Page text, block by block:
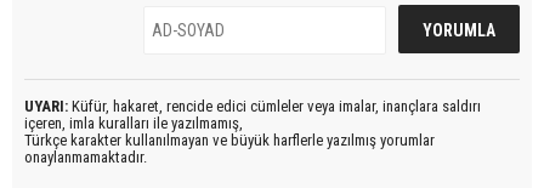
UYARI: Küfür, hakaret, rencide edici cümleler veya imalar, inançlara saldırı
içeren, imla kuralları ile yazılmamış,
Türkçe karakter kullanılmayan ve büyük harflerle yazılmış yorumlar
onaylanmamaktadır.